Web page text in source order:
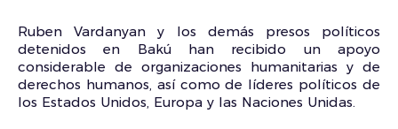
Ruben Vardanyan y los demás presos políticos
detenidos en Bakú han recibido un apoyo
considerable de organizaciones humanitarias y de
derechos humanos, así como de líderes políticos de
los Estados Unidos, Europa y las Naciones Unidas.